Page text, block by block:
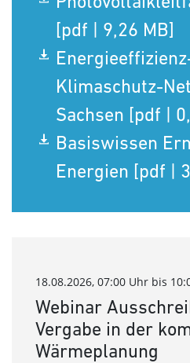
[pdf | 9,26 MB]
Klimaschutz-
Sachsen [pdf |
Basiswissen
Energien [pdf |
18.08.2026, 07:00 Uhr bis
Webinar
Vergabe in der
Wärmeplanung